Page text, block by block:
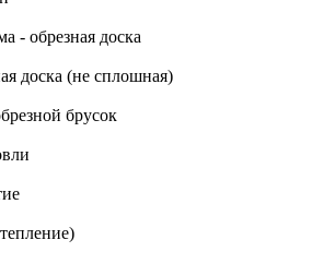
- обрезная доска
доска (не сплошная)
брусок